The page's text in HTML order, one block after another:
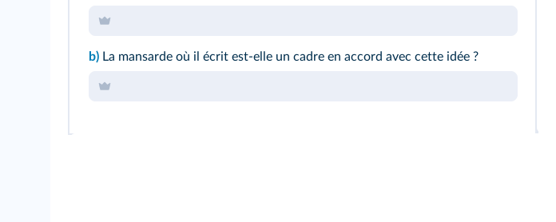
b) La mansarde où il écrit est-elle un cadre en accord avec cette idée ?